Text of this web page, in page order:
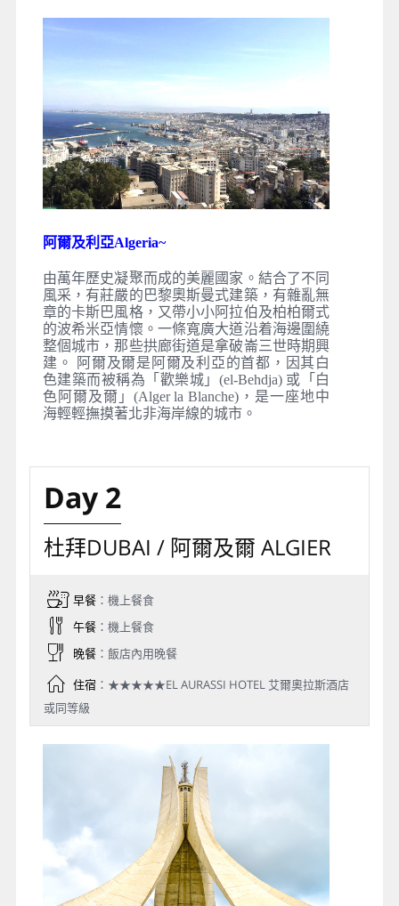
阿爾及利亞Algeria~
由萬年歷史凝聚而成的美麗國家。結合了不同
風采，有莊嚴的巴黎奧斯曼式建築，有雜亂無
章的卡斯巴風格，又帶小小阿拉伯及柏柏爾式
的波希米亞情懷。一條寬廣大道沿着海邊圍繞
整個城市，那些拱廊街道是拿破崙三世時期興
建。 阿爾及爾是阿爾及利亞的首都，因其白
色建築而被稱為「歡樂城」(el-Behdja) 或「白
色阿爾及爾」(Alger la Blanche)，是一座地中
海輕輕撫摸著北非海岸線的城市。
Day 2
杜拜DUBAI / 阿爾及爾 ALGIER
早餐：機上餐食
午餐：機上餐食
晚餐：飯店內用晚餐
住宿：★★★★★EL AURASSI HOTEL 艾爾奧拉斯酒店
或同等級